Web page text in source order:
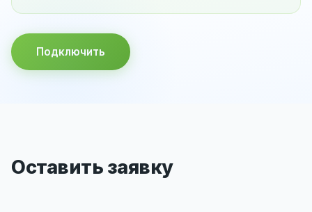
Подключить
Оставить заявку